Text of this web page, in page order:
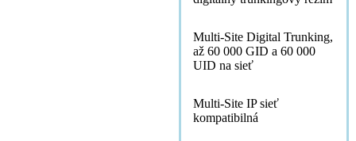
Multi-Site Digital Trunking,
až 60 000 GID a 60 000
UID na sieť
Multi-Site IP sieť
kompatibilná